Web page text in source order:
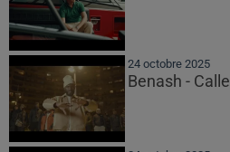
24 octobre 2025
Benash - Calle